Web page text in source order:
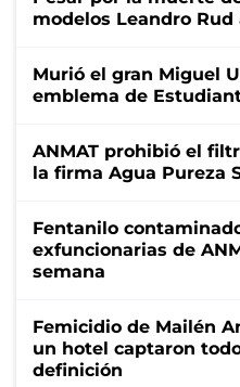
modelos Leandro Rud
Murió el gran Miguel
emblema de
ANMAT prohibió el
la firma Agua Pureza
Fentanilo
exfuncionarias de
semana
Femicidio de Mailén
un hotel captaron
definición